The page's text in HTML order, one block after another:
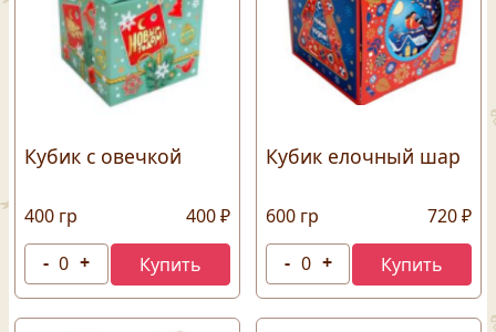
Кубик с овечкой
400 гр 400 ₽
Кубик елочный шар
600 гр 720 ₽